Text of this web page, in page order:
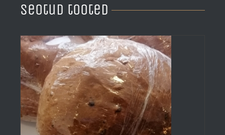
Seotud tooted